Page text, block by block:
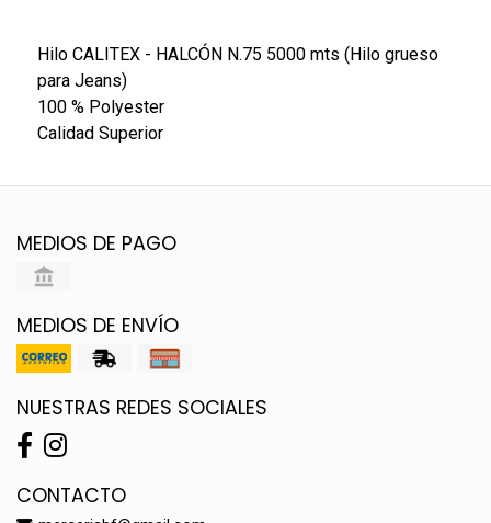
Hilo CALITEX - HALCÓN N.75 5000 mts (Hilo grueso
para Jeans)
100 % Polyester
Calidad Superior
MEDIOS DE PAGO
MEDIOS DE ENVÍO
NUESTRAS REDES SOCIALES
CONTACTO